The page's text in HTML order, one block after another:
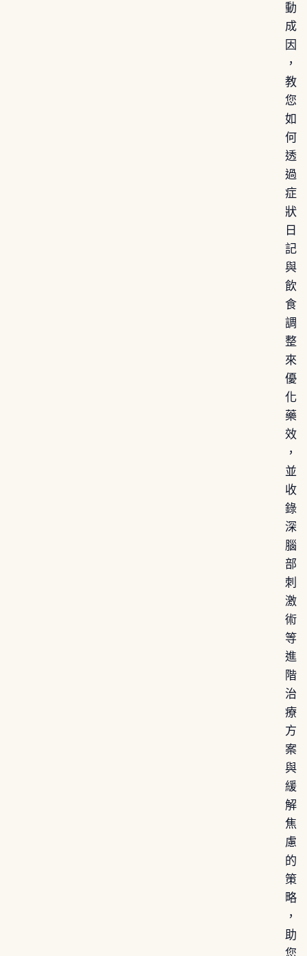
動
成
因
，
教
您
如
何
透
過
症
狀
日
記
與
飲
食
調
整
來
優
化
藥
效
，
並
收
錄
深
腦
部
刺
激
術
等
進
階
治
療
方
案
與
緩
解
焦
慮
的
策
略
，
助